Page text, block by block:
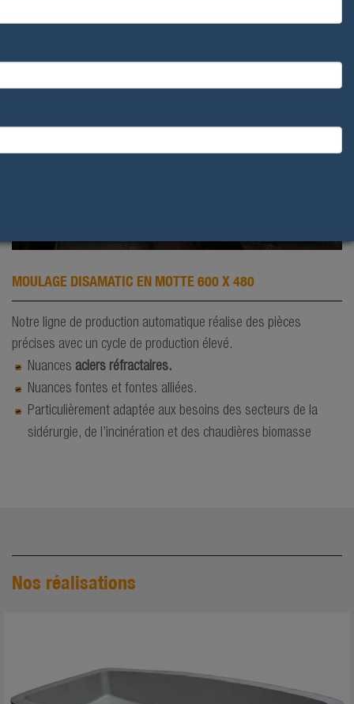
MOULAGE DISAMATIC EN MOTTE 600 X 480
Notre ligne de production automatique réalise des pièces
précises avec un cycle de production élevé.
Nuances aciers réfractaires.
Nuances fontes et fontes alliées.
Particulièrement adaptée aux besoins des secteurs de la
sidérurgie, de l’incinération et des chaudières biomasse
Nos réalisations